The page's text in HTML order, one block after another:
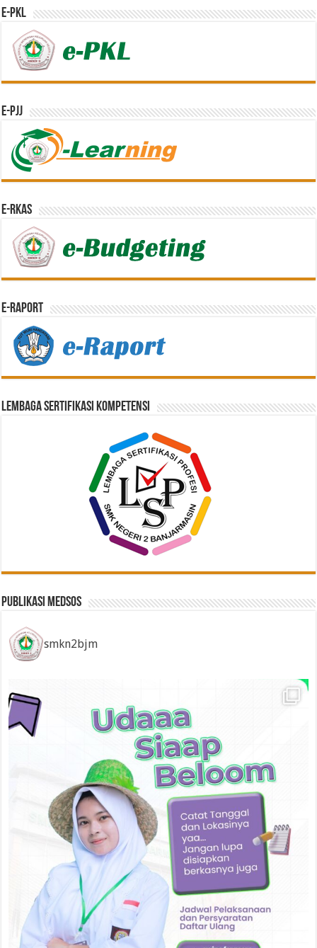
e-PKL
e-PJJ
e-RKAS
E-Raport
Lembaga Sertifikasi Kompetensi
Publikasi Medsos
smkn2bjm